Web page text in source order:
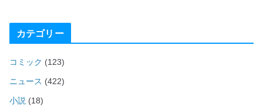
カテゴリー
コミック (123)
ニュース (422)
小説 (18)